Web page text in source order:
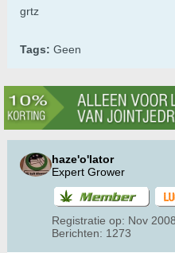
grtz
Tags: Geen
haze'o'lator
Expert Grower
Registratie op: Nov 2008
Berichten: 1273